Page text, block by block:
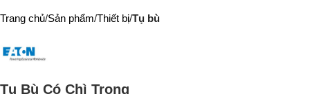
Trang chủ Sản phẩm Thiết bị Tụ bù
Tụ Bù Có Chì Trong